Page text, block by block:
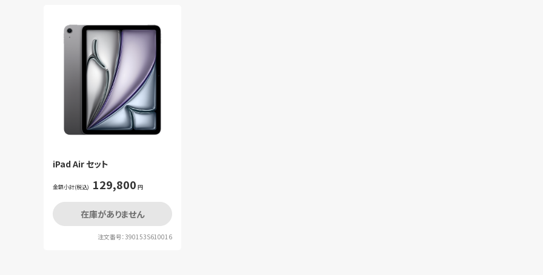
iPad Air セット
金額小計(税込) 129,800 円
在庫がありません
注文番号：390153S610016